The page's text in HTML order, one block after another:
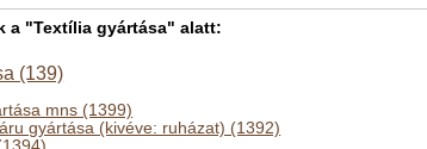
a "Textília gyártása" alatt:
(139)
mns (1399)
gyártása (kivéve: ruházat) (1392)